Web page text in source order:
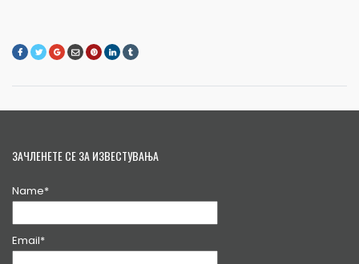
ЗАЧЛЕНЕТЕ СЕ ЗА ИЗВЕСТУВАЊА
Name*
Email*